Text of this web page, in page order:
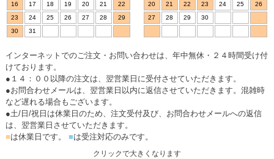
16
17 18 19 20 21
22
23
24 25 26 27 28
29
30
31
20
21 22 23 24 25
26
27
28 29 30
インターネットでのご注文・お問い合わせは、年中無休・２４時間受け付
けております。
●１４：００以降の注文は、翌営業日に受付させていただきます。
●お問合わせメールは、翌営業日以内に返信させていただきます。混雑時
など遅れる場合もございます。
●土/日/祝日は休業日のため、注文受付及び、お問合わせメールへの返信
は、翌営業日させていただきます。
■は休業日です。 ■は受注対応のみです。
クリックで大きくなります